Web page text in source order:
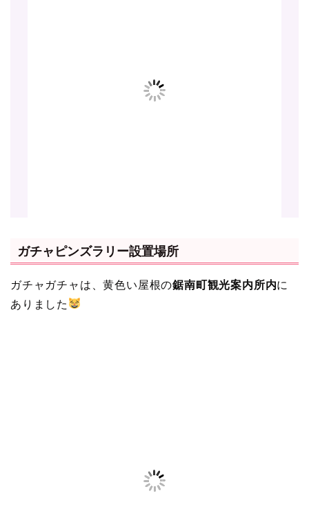
ガチャピンズラリー設置場所
ガチャガチャは、黄色い屋根の鋸南町観光案内所内に
ありました